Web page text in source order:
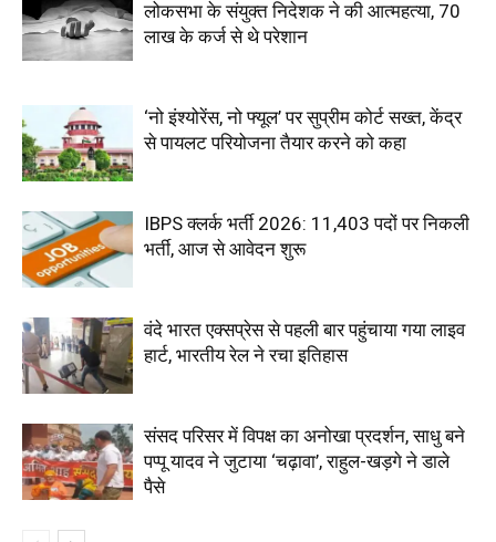
लोकसभा के संयुक्त निदेशक ने की आत्महत्या, 70
लाख के कर्ज से थे परेशान
‘नो इंश्योरेंस, नो फ्यूल’ पर सुप्रीम कोर्ट सख्त, केंद्र
से पायलट परियोजना तैयार करने को कहा
IBPS क्लर्क भर्ती 2026: 11,403 पदों पर निकली
भर्ती, आज से आवेदन शुरू
वंदे भारत एक्सप्रेस से पहली बार पहुंचाया गया लाइव
हार्ट, भारतीय रेल ने रचा इतिहास
संसद परिसर में विपक्ष का अनोखा प्रदर्शन, साधु बने
पप्पू यादव ने जुटाया ‘चढ़ावा’, राहुल-खड़गे ने डाले
पैसे